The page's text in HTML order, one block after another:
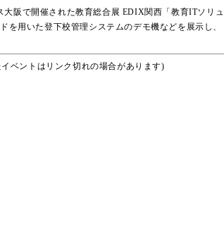
阪で開催された教育総合展 EDIX関西「教育ITソリュ
を用いた登下校管理システムのデモ機などを展示し、
ベントはリンク切れの場合があります)